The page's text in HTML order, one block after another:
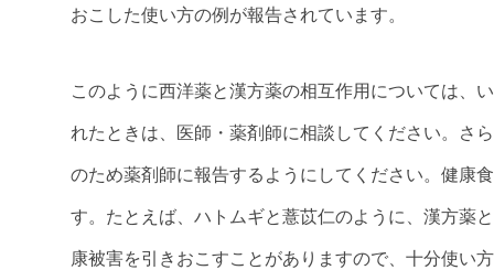
おこした使い方の例が報告されています。
このように西洋薬と漢方薬の相互作用については、
れたときは、医師・薬剤師に相談してください。さ
のため薬剤師に報告するようにしてください。健康
す。たとえば、ハトムギと薏苡仁のように、漢方薬
康被害を引きおこすことがありますので、十分使い